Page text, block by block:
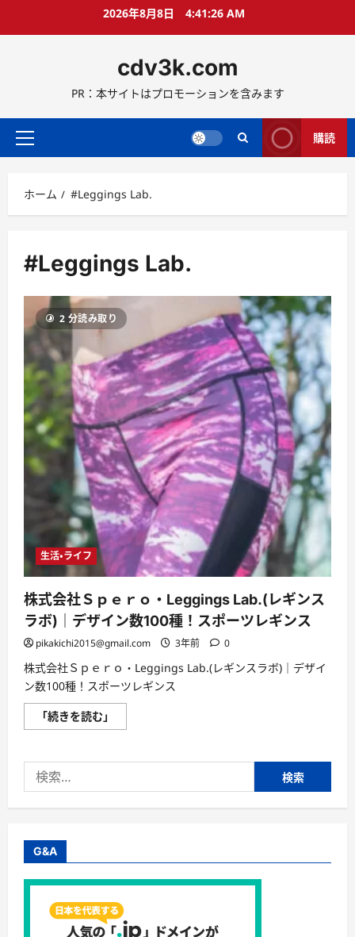
ス
ッ
2026年8月8日 4:41:27 AM
cdv3k.com
PR：本サイトはプロモーションを含みます
メ
メ
ニ
ー
購読
ホーム #Leggings Lab.
#Leggings Lab.
2 分読み取り
生活・ライフ
株式会社Ｓｐｅｒｏ・Leggings Lab.(レギンス
ラボ)｜デザイン数100種！スポーツレギンス
pikakichi2015@gmail.com 3年前 0
株式会社Ｓｐｅｒｏ・Leggings Lab.(レギンスラボ)｜デザイ
ン数100種！スポーツレギンス
「続きを読む」
式
Ｓ
ｒ
ｏ・
ン
ラ
｜
デ
ザ
索:
G&A